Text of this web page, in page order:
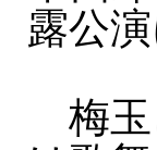
露公
梅玉